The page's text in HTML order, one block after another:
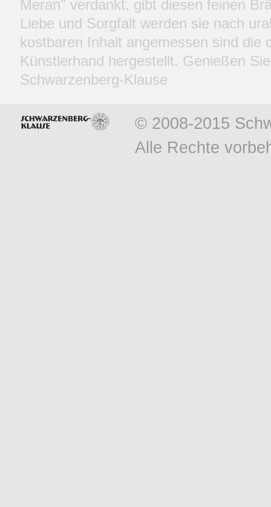
Meran" verdankt, gibt diesen feinen
Liebe und Sorgfalt werden sie nach
kostbaren Inhalt angemessen sind
Künstlerhand hergestellt. Genießen
Schwarzenberg-Klause
© 2008-2015
Alle Rechte